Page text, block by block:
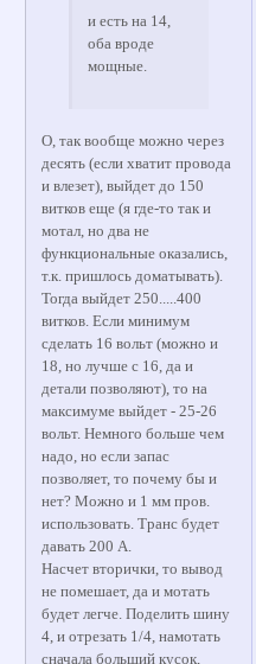
и есть на 14,
оба вроде
мощные.
О, так вообще можно через
десять (если хватит провода
и влезет), выйдет до 150
витков еще (я где-то так и
мотал, но два не
функциональные оказались,
т.к. пришлось доматывать).
Тогда выйдет 250.....400
витков. Если минимум
сделать 16 вольт (можно и
18, но лучше с 16, да и
детали позволяют), то на
максимуме выйдет - 25-26
вольт. Немного больше чем
надо, но если запас
позволяет, то почему бы и
нет? Можно и 1 мм пров.
использовать. Транс будет
давать 200 А.
Насчет вторички, то вывод
не помешает, да и мотать
будет легче. Поделить шину
4, и отрезать 1/4, намотать
сначала больший кусок,